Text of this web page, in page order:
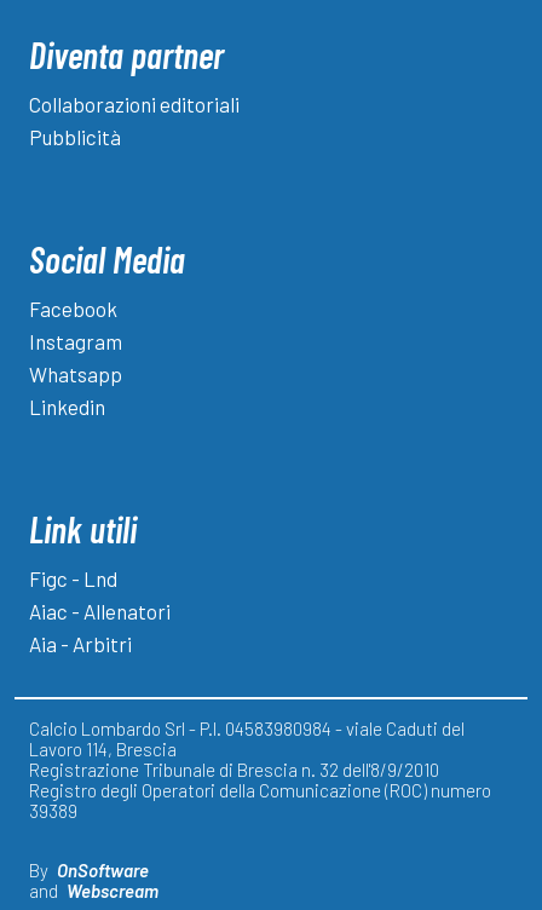
Diventa partner
Collaborazioni editoriali
Pubblicità
Social Media
Facebook
Instagram
Whatsapp
Linkedin
Link utili
Figc - Lnd
Aiac - Allenatori
Aia - Arbitri
Calcio Lombardo Srl - P.I. 04583980984 - viale Caduti del
Lavoro 114, Brescia
Registrazione Tribunale di Brescia n. 32 dell'8/9/2010
Registro degli Operatori della Comunicazione (ROC) numero
39389
By OnSoftware
and Webscream